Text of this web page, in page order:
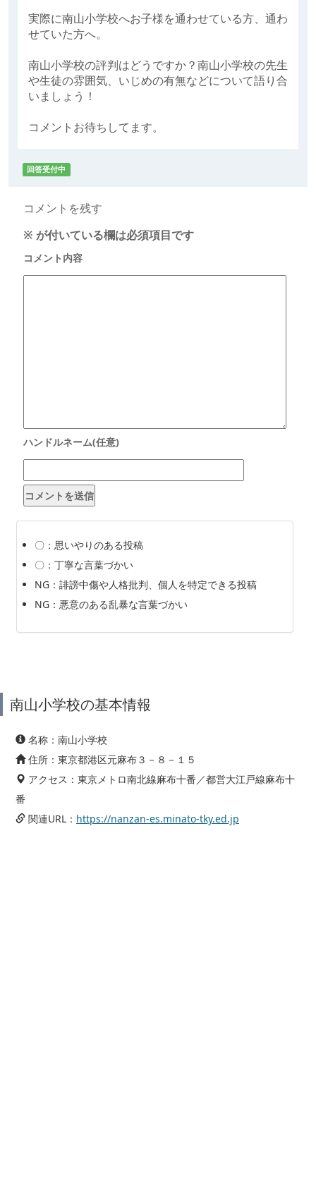
実際に南山小学校へお子様を通わせている方、通わ
せていた方へ。
南山小学校の評判はどうですか？南山小学校の先生
や生徒の雰囲気、いじめの有無などについて語り合
いましょう！
コメントお待ちしてます。
回答受付中
コメントを残す
※ が付いている欄は必須項目です
〇：思いやりのある投稿
〇：丁寧な言葉づかい
NG：誹謗中傷や人格批判、個人を特定できる投稿
NG：悪意のある乱暴な言葉づかい
南山小学校の基本情報
名称：南山小学校
住所：東京都港区元麻布３－８－１５
アクセス：東京メトロ南北線麻布十番／都営大江戸線麻布十
番
関連URL： https://nanzan-es.minato-tky.ed.jp